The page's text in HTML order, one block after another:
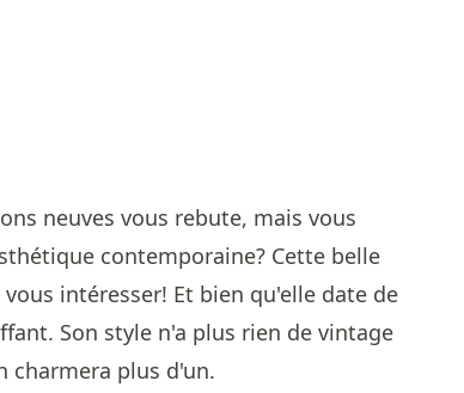
neuves vous rebute, mais vous
contemporaine? Cette belle
intéresser! Et bien qu'elle date de
Son style n'a plus rien de vintage
charmera plus d'un.